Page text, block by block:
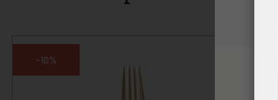
-10%